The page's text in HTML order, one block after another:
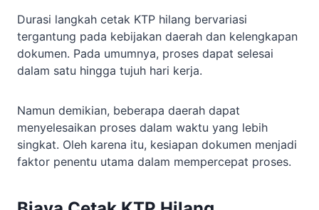
Durasi langkah cetak KTP hilang bervariasi
tergantung pada kebijakan daerah dan kelengkapan
dokumen. Pada umumnya, proses dapat selesai
dalam satu hingga tujuh hari kerja.
Namun demikian, beberapa daerah dapat
menyelesaikan proses dalam waktu yang lebih
singkat. Oleh karena itu, kesiapan dokumen menjadi
faktor penentu utama dalam mempercepat proses.